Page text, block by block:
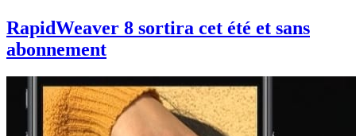
RapidWeaver 8 sortira cet été et sans
abonnement